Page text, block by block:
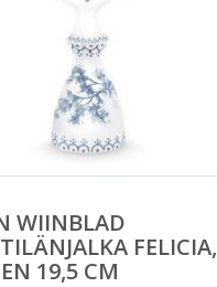
WIINBLAD
FELICIA,
19,5 CM